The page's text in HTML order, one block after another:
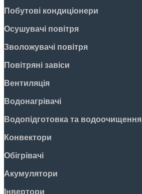
Побутові кондиціонери
Осушувачі повітря
Зволожувачі повітря
Повітряні завіси
Вентиляція
Водонагрівачі
Водопідготовка та водоочищення
Конвектори
Обігрівачі
Акумулятори
Інвертори